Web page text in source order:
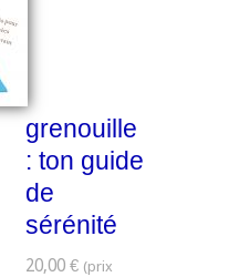
grenouille
: ton guide
de
sérénité
20,00 €